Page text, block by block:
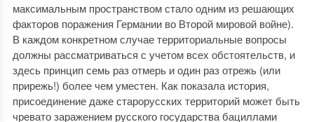
максимальным пространством стало одним из решающих
факторов поражения Германии во Второй мировой войне).
В каждом конкретном случае территориальные вопросы
должны рассматриваться с учетом всех обстоятельств, и
здесь принцип семь раз отмерь и один раз отрежь (или
прирежь!) более чем уместен. Как показала история,
присоединение даже старорусских территорий может быть
чревато заражением русского государства бациллами